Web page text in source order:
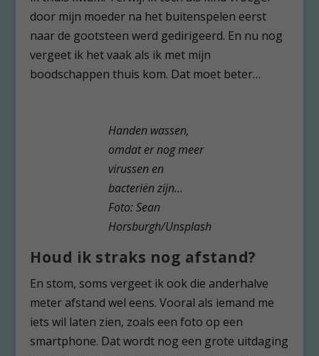
door mijn moeder na het buitenspelen eerst
naar de gootsteen werd gedirigeerd. En nu nog
vergeet ik het vaak als ik met mijn
boodschappen thuis kom. Dat moet beter…
Handen wassen,
omdat er nog meer
virussen en
bacteriën zijn…
Foto: Sean
Horsburgh/Unsplash
Houd ik straks nog afstand?
En stom, soms vergeet ik ook die anderhalve
meter afstand wel eens. Vooral als iemand me
iets wil laten zien, zoals een foto op een
smartphone. Dat wordt nog een grote uitdaging